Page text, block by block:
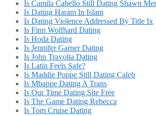
Is Camila Cabello Still Dating Shawn
Is Dating Haram In Islam
Is Dating Violence Addressed By Title Ix
Is Finn Wolfhard Dating
Is Hoda Dating
Is Jennifer Garner Dating
Is John Travolta Dating
Is Latin Feels Safe?
Is Maddie Poppe Still Dating Caleb
Is Mbappe Dating A Trans
Is Our Time Dating Site Free
Is The Game Dating Rebecca
Is Tom Cruise Dating